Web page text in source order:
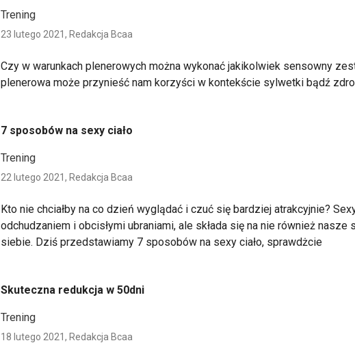
Trening
23 lutego 2021, Redakcja Bcaa
Czy w warunkach plenerowych można wykonać jakikolwiek sensowny
plenerowa może przynieść nam korzyści w kontekście sylwetki bądź
7 sposobów na sexy ciało
Trening
22 lutego 2021, Redakcja Bcaa
Kto nie chciałby na co dzień wyglądać i czuć się bardziej atrakcyjnie?
odchudzaniem i obcisłymi ubraniami, ale składa się na nie również
siebie. Dziś przedstawiamy 7 sposobów na sexy ciało, sprawdżcie
Skuteczna redukcja w 50dni
Trening
18 lutego 2021, Redakcja Bcaa